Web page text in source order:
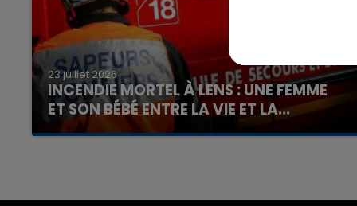
23 juillet 2026
INCENDIE MORTEL À LENS : UNE FEMME
ET SON BÉBÉ ENTRE LA VIE ET LA...
Un homme s'est immolé par le feu après avoir